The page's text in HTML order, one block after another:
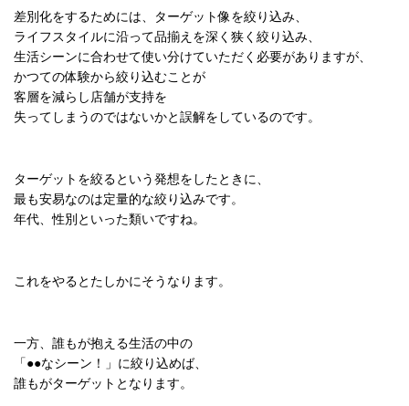
差別化をするためには、ターゲット像を絞り込み、
ライフスタイルに沿って品揃えを深く狭く絞り込み、
生活シーンに合わせて使い分けていただく必要がありますが、
かつての体験から絞り込むことが
客層を減らし店舗が支持を
失ってしまうのではないかと誤解をしているのです。
ターゲットを絞るという発想をしたときに、
最も安易なのは定量的な絞り込みです。
年代、性別といった類いですね。
これをやるとたしかにそうなります。
一方、誰もが抱える生活の中の
「●●なシーン！」に絞り込めば、
誰もがターゲットとなります。